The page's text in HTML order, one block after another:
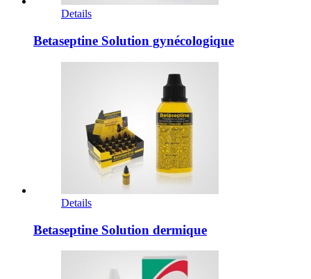
Details
Betaseptine Solution gynécologique
Details
Betaseptine Solution dermique